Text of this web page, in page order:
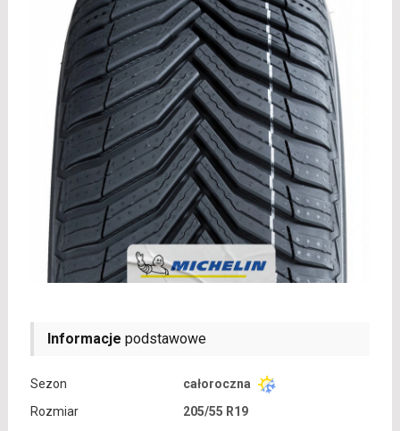
Informacje podstawowe
Sezon
całoroczna
Rozmiar
205/55 R19